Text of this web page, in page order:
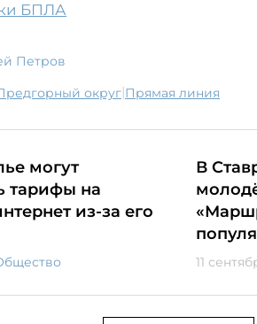
БПЛА
Петров
Предгорный округ| Прямая линия
могут
тарифы на
из-за его
В
11